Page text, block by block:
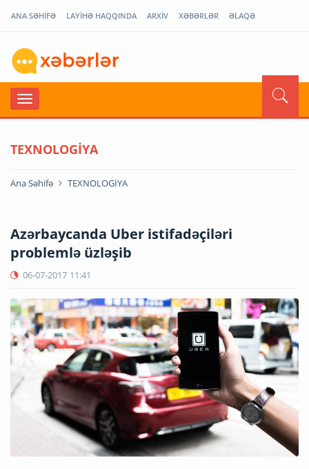
ANA SƏHİFƏ LAYİHƏ HAQQINDA ARXİV XƏBƏRLƏR ƏLAQƏ
TEXNOLOGİYA
Ana Səhifə TEXNOLOGİYA
Azərbaycanda Uber istifadəçiləri
problemlə üzləşib
06-07-2017 11:41